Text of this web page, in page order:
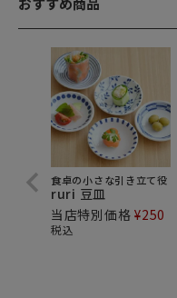
食卓の小さな引き立て役
ruri 豆皿
当店特別価格 ¥250
税込